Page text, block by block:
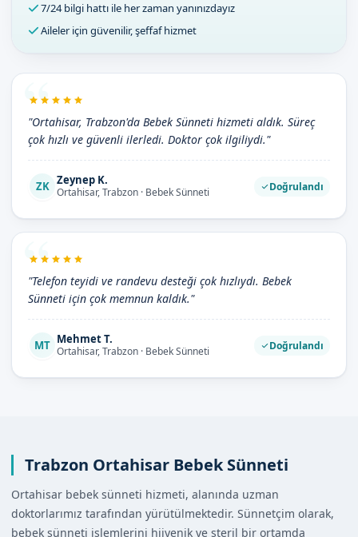
7/24 bilgi hattı ile her zaman yanınızdayız
Aileler için güvenilir, şeffaf hizmet
"Ortahisar, Trabzon'da Bebek Sünneti hizmeti aldık. Süreç
çok hızlı ve güvenli ilerledi. Doktor çok ilgiliydi."
ZK Zeynep K.
Ortahisar, Trabzon · Bebek Sünneti Doğrulandı
"Telefon teyidi ve randevu desteği çok hızlıydı. Bebek
Sünneti için çok memnun kaldık."
MT Mehmet T.
Ortahisar, Trabzon · Bebek Sünneti Doğrulandı
Trabzon Ortahisar Bebek Sünneti
Ortahisar bebek sünneti hizmeti, alanında uzman
doktorlarımız tarafından yürütülmektedir. Sünnetçim olarak,
bebek sünneti işlemlerini hijyenik ve steril bir ortamda